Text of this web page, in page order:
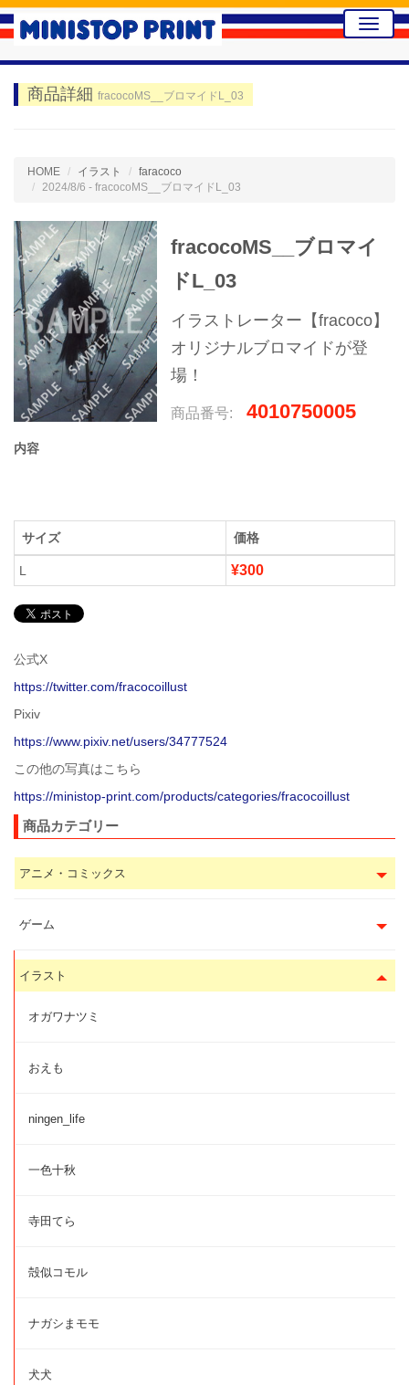
Toggle
商品詳細 fracocoMS__ブロマイドL_03
HOME イラスト
faracoco
2024/8/6 - fracocoMS__ブロマイドL_03
fracocoMS__ブロマイ
ドL_03
イラストレーター【fracoco】
オリジナルブロマイドが登
場！
商品番号: 4010750005
内容
サイズ 価格
L ¥300
公式X
https://twitter.com/fracocoillust
Pixiv
https://www.pixiv.net/users/34777524
この他の写真はこちら
https://ministop-print.com/products/categories/fracocoillust
商品カテゴリー
アニメ・コミックス
ゲーム
イラスト
オガワナツミ
おえも
ningen_life
一色十秋
寺田てら
殻似コモル
ナガシまモモ
犬犬